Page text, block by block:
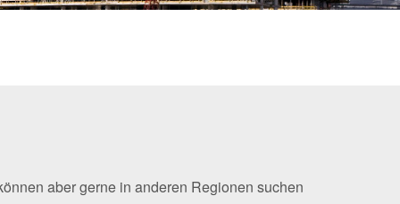
aber gerne in anderen Regionen suchen